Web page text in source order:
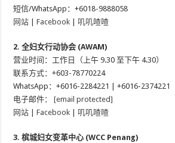
短信/WhatsApp：+6018-9888058
网站 |Facebook 叽叽喳喳
2. 全妇女行动协会 (AWAM)
营业时间：工作日（上午 9.30 至下午 4.30）
联系方式：+603-78770224
WhatsApp：+6016-2284221 | +6016-2374221
电子邮件：[email protected]
网站 |Facebook 叽叽喳喳
3. 槟城妇女变革中心 (WCC Penang)